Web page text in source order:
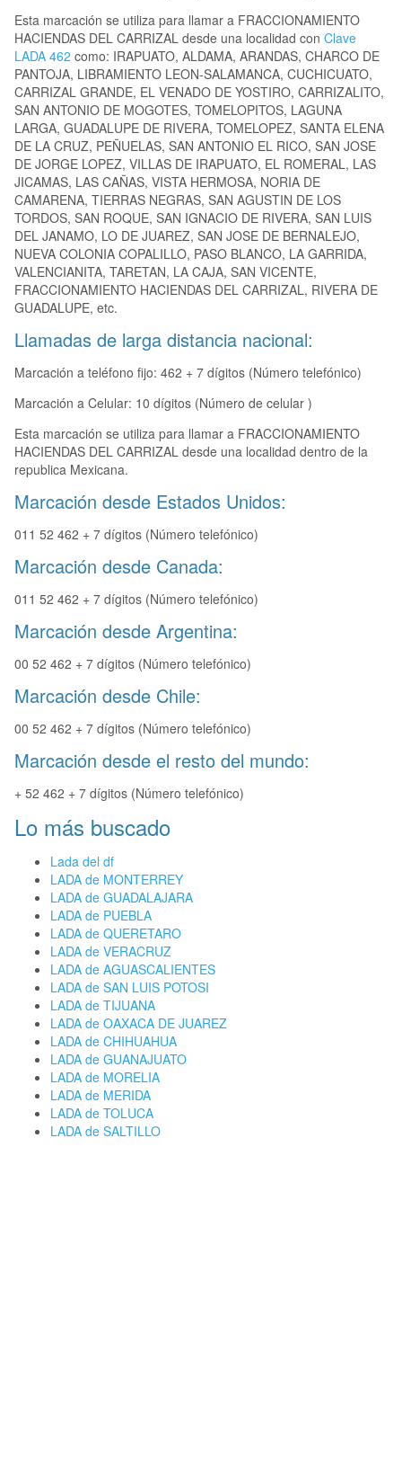
Esta marcación se utiliza para llamar a FRACCIONAMIENTO
HACIENDAS DEL CARRIZAL desde una localidad con Clave
LADA 462 como: IRAPUATO, ALDAMA, ARANDAS, CHARCO DE
PANTOJA, LIBRAMIENTO LEON-SALAMANCA, CUCHICUATO,
CARRIZAL GRANDE, EL VENADO DE YOSTIRO, CARRIZALITO,
SAN ANTONIO DE MOGOTES, TOMELOPITOS, LAGUNA
LARGA, GUADALUPE DE RIVERA, TOMELOPEZ, SANTA ELENA
DE LA CRUZ, PEÑUELAS, SAN ANTONIO EL RICO, SAN JOSE
DE JORGE LOPEZ, VILLAS DE IRAPUATO, EL ROMERAL, LAS
JICAMAS, LAS CAÑAS, VISTA HERMOSA, NORIA DE
CAMARENA, TIERRAS NEGRAS, SAN AGUSTIN DE LOS
TORDOS, SAN ROQUE, SAN IGNACIO DE RIVERA, SAN LUIS
DEL JANAMO, LO DE JUAREZ, SAN JOSE DE BERNALEJO,
NUEVA COLONIA COPALILLO, PASO BLANCO, LA GARRIDA,
VALENCIANITA, TARETAN, LA CAJA, SAN VICENTE,
FRACCIONAMIENTO HACIENDAS DEL CARRIZAL, RIVERA DE
GUADALUPE, etc.
Llamadas de larga distancia nacional:
Marcación a teléfono fijo: 462 + 7 dígitos (Número telefónico)
Marcación a Celular: 10 dígitos (Número de celular )
Esta marcación se utiliza para llamar a FRACCIONAMIENTO
HACIENDAS DEL CARRIZAL desde una localidad dentro de la
republica Mexicana.
Marcación desde Estados Unidos:
011 52 462 + 7 dígitos (Número telefónico)
Marcación desde Canada:
011 52 462 + 7 dígitos (Número telefónico)
Marcación desde Argentina:
00 52 462 + 7 dígitos (Número telefónico)
Marcación desde Chile:
00 52 462 + 7 dígitos (Número telefónico)
Marcación desde el resto del mundo:
+ 52 462 + 7 dígitos (Número telefónico)
Lo más buscado
Lada del df
LADA de MONTERREY
LADA de GUADALAJARA
LADA de PUEBLA
LADA de QUERETARO
LADA de VERACRUZ
LADA de AGUASCALIENTES
LADA de SAN LUIS POTOSI
LADA de TIJUANA
LADA de OAXACA DE JUAREZ
LADA de CHIHUAHUA
LADA de GUANAJUATO
LADA de MORELIA
LADA de MERIDA
LADA de TOLUCA
LADA de SALTILLO